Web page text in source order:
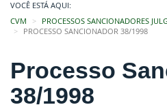
VOCÊ ESTÁ AQUI:
CVM
PROCESSOS SANCIONADORES
PROCESSO SANCIONADOR 38/1998
Processo
38/1998